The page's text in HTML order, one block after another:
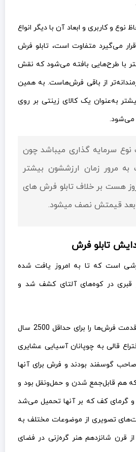
نوع و کاربری و ابعاد آن با دیگر انواع
می‌گیرد متفاوت است، تابلو فرش
با طرح‌هایی بافته می‌شود که نقش
از باقی فرش‌هاست. به همین
به‌عنوان یک کالای زینتی بر روی
می‌شود.
نوع سرمایه گذاری میباشد چون
مرور زمان ارزششون بیشتر
هست بر خلاف تابلو فرش های
بعد قيمتش نصف میشود.
تابلو فرش
است که تا به امروز یافت شده
در سال 1949 در قبری در کوه‌های آلتای کشف شد و
به همین خاطر مورخان قدمت فرش‌ها را برای حداقل 2500 سال
قالی به چوپانان آسیایی عشایری
گوسفند بودند و فرش برای آنها
هم قابل‌جمع شدن و حمل‌ونقل بود و
و گرمای کف که بر آنها تحمیل می‌شد
تصویری از موضوعات مختلف به
قرن شانزدهم هنر گره‌زنی در فضای